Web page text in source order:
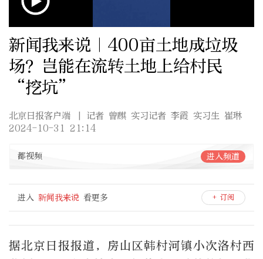
新闻我来说｜400亩土地成垃圾
场？岂能在流转土地上给村民
“挖坑”
北京日报客户端
| 记者 曾麒 实习记者 李霞 实习生 崔琳
2024-10-31 21:14
都视频 进入频道
进入 新闻我来说 看更多 + 订阅
据北京日报报道，房山区韩村河镇小次洛村西